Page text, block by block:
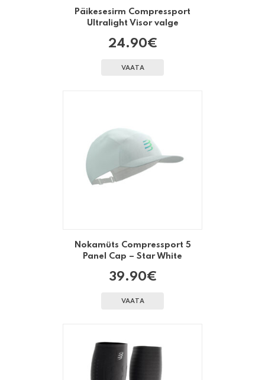
Päikesesirm Compressport
Ultralight Visor valge
24.90€
VAATA
Nokamüts Compressport 5
Panel Cap – Star White
39.90€
VAATA